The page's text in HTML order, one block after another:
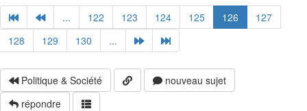
... 122 123 124 125 126
127
128
129 130 ...
Politique & Société
nouveau sujet
répondre